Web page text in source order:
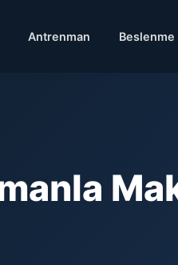
Antrenman